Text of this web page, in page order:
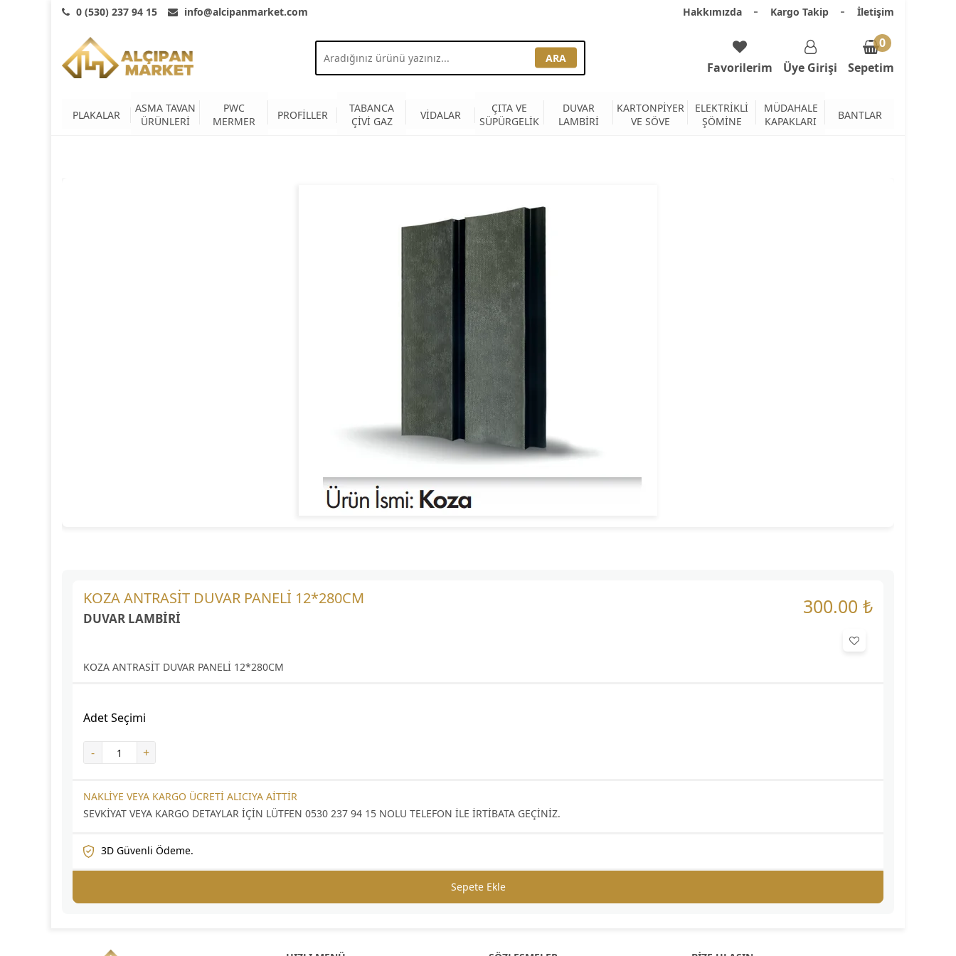
0 (530) 237 94 15 info@alcipanmarket.com Hakkımızda Kargo Takip İletişim
ARA
Favorilerim Üye Girişi
0
Sepetim
PLAKALAR
ASMA TAVAN
ÜRÜNLERİ
PWC
MERMER
PROFİLLER
TABANCA
ÇİVİ GAZ
VİDALAR
ÇITA VE
SÜPÜRGELİK
DUVAR
LAMBİRİ
KARTONPİYER
VE SÖVE
ELEKTRİKLİ
ŞÖMİNE
MÜDAHALE
KAPAKLARI
BANTLAR
KOZA ANTRASİT DUVAR PANELİ 12*280CM
DUVAR LAMBİRİ
300.00 ₺
KOZA ANTRASİT DUVAR PANELİ 12*280CM
Adet Seçimi
- +
NAKLİYE VEYA KARGO ÜCRETİ ALICIYA AİTTİR
SEVKİYAT VEYA KARGO DETAYLAR İÇİN LÜTFEN 0530 237 94 15 NOLU TELEFON İLE İRTİBATA GEÇİNİZ.
3D Güvenli Ödeme.
Sepete Ekle